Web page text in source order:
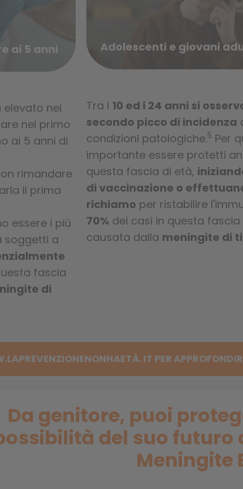
ai 5 anni
elevato nei
nel primo
ai 5 anni di
rimandare
il prima
essere i più
soggetti a
fascia
di
Adolescenti e giovani
Tra i 10 ed i 24 anni si
secondo picco di incidenza
condizioni patologiche.5 Per
importante essere protetti
questa fascia di età,
di vaccinazione o
richiamo per ristabilire
70% dei casi in questa
causata dalla meningite di
IT PER
Da genitore, puoi
del suo futuro
Meningite